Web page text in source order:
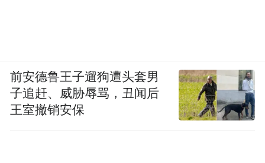
前安德鲁王子遛狗遭头套男
子追赶、威胁辱骂，丑闻后
王室撤销安保